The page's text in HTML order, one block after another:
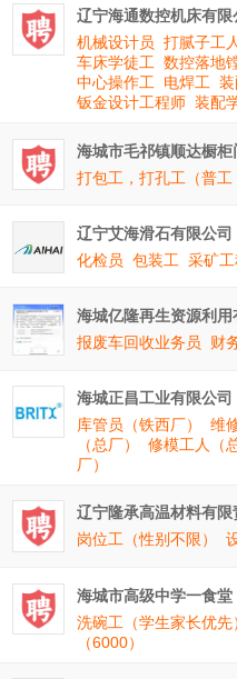
辽宁海通数控机床有限
机械设计员 打腻子工人
车床学徒工 数控落地
中心操作工
电焊工
钣金设计工程师 装配
海城市毛祁镇顺达橱
打包工，打孔工（普工
辽宁艾海滑石有限公司
化检员 包装工 采矿工
海城亿隆再生资源利用
报废车回收业务员
财
海城正昌工业有限公司
库管员（铁西厂）
维
（总厂）
修模工人（
厂）
辽宁隆承高温材料有限
岗位工（性别不限）
海城市高级中学一食堂
洗碗工（学生家长优先
（6000）